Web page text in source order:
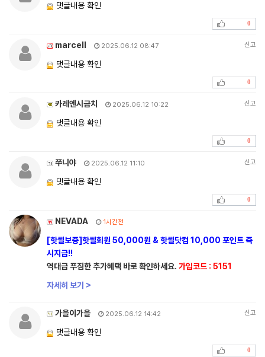
댓글내용 확인
0
marcell 2025.06.12 08:47 신고
댓글내용 확인
0
카레엔시금치 2025.06.12 10:22 신고
댓글내용 확인
0
쭈니야 2025.06.12 11:10 신고
댓글내용 확인
0
NEVADA 1시간전
[핫썰보증]핫썰회원 50,000원 & 핫썰닷컴 10,000 포인트 즉
시지급!!
역대급 푸짐한 추가혜택 바로 확인하세요. 가입코드 : 5151
자세히 보기 >
가을이가을 2025.06.12 14:42 신고
댓글내용 확인
0